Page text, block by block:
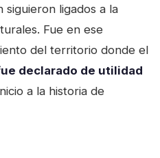
siguieron ligados a la
Fue en ese
del territorio donde el
declarado de utilidad
a la historia de